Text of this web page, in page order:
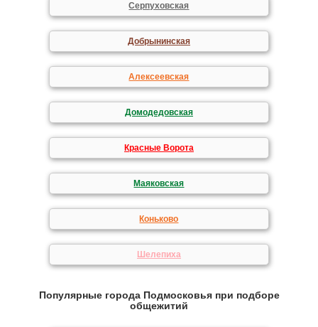
Серпуховская
Добрынинская
Алексеевская
Домодедовская
Красные Ворота
Маяковская
Коньково
Шелепиха
Популярные города Подмосковья при подборе
общежитий